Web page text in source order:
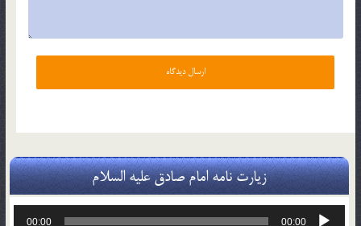
زیارت نامه امام صادق علیه السلام
پخش‌کننده
00:00
00:00